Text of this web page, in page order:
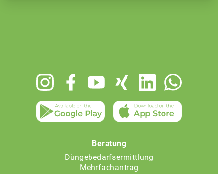
Beratung
Düngebedarfsermittlung
Mehrfachantrag